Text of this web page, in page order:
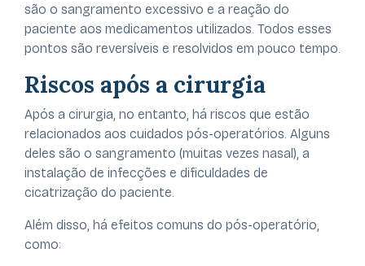
são o sangramento excessivo e a reação do
paciente aos medicamentos utilizados. Todos esses
pontos são reversíveis e resolvidos em pouco tempo.
Riscos após a cirurgia
Após a cirurgia, no entanto, há riscos que estão
relacionados aos cuidados pós-operatórios. Alguns
deles são o sangramento (muitas vezes nasal), a
instalação de infecções e dificuldades de
cicatrização do paciente.
Além disso, há efeitos comuns do pós-operatório,
como: